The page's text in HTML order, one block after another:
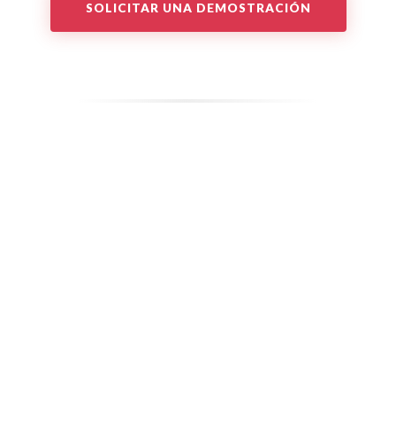
SOLICITAR UNA DEMOSTRACIÓN